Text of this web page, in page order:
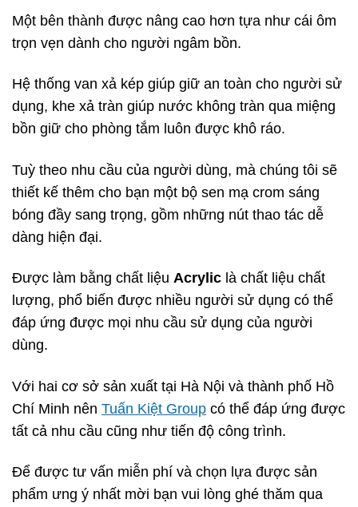
Một bên thành được nâng cao hơn tựa như cái ôm
trọn vẹn dành cho người ngâm bồn.
Hệ thống van xả kép giúp giữ an toàn cho người sử
dụng, khe xả tràn giúp nước không tràn qua miệng
bồn giữ cho phòng tắm luôn được khô ráo.
Tuỳ theo nhu cầu của người dùng, mà chúng tôi sẽ
thiết kế thêm cho bạn một bộ sen mạ crom sáng
bóng đầy sang trọng, gồm những nút thao tác dễ
dàng hiện đại.
Được làm bằng chất liệu Acrylic là chất liệu chất
lượng, phổ biến được nhiều người sử dụng có thể
đáp ứng được mọi nhu cầu sử dụng của người
dùng.
Với hai cơ sở sản xuất tại Hà Nội và thành phố Hồ
Chí Minh nên Tuấn Kiệt Group có thể đáp ứng được
tất cả nhu cầu cũng như tiến độ công trình.
Để được tư vấn miễn phí và chọn lựa được sản
phẩm ưng ý nhất mời bạn vui lòng ghé thăm qua